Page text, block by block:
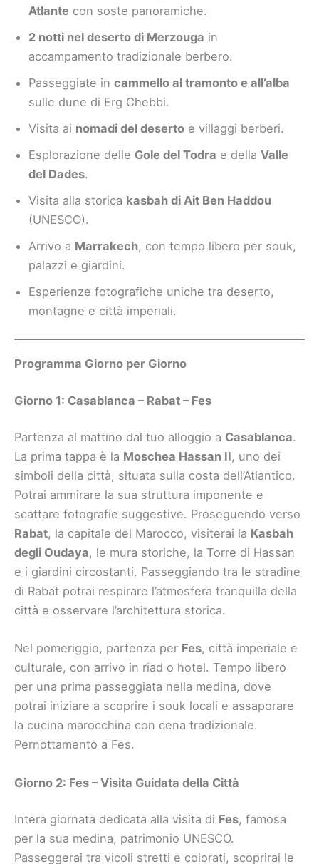
Atlante con soste panoramiche.
2 notti nel deserto di Merzouga in
accampamento tradizionale berbero.
Passeggiate in cammello al tramonto e all’alba
sulle dune di Erg Chebbi.
Visita ai nomadi del deserto e villaggi berberi.
Esplorazione delle Gole del Todra e della Valle
del Dades.
Visita alla storica kasbah di Ait Ben Haddou
(UNESCO).
Arrivo a Marrakech, con tempo libero per souk,
palazzi e giardini.
Esperienze fotografiche uniche tra deserto,
montagne e città imperiali.
Programma Giorno per Giorno
Giorno 1: Casablanca – Rabat – Fes
Partenza al mattino dal tuo alloggio a Casablanca.
La prima tappa è la Moschea Hassan II, uno dei
simboli della città, situata sulla costa dell’Atlantico.
Potrai ammirare la sua struttura imponente e
scattare fotografie suggestive. Proseguendo verso
Rabat, la capitale del Marocco, visiterai la Kasbah
degli Oudaya, le mura storiche, la Torre di Hassan
e i giardini circostanti. Passeggiando tra le stradine
di Rabat potrai respirare l’atmosfera tranquilla della
città e osservare l’architettura storica.
Nel pomeriggio, partenza per Fes, città imperiale e
culturale, con arrivo in riad o hotel. Tempo libero
per una prima passeggiata nella medina, dove
potrai iniziare a scoprire i souk locali e assaporare
la cucina marocchina con cena tradizionale.
Pernottamento a Fes.
Giorno 2: Fes – Visita Guidata della Città
Intera giornata dedicata alla visita di Fes, famosa
per la sua medina, patrimonio UNESCO.
Passeggerai tra vicoli stretti e colorati, scoprirai le